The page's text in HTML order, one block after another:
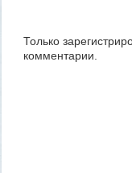
Только
комментарии.